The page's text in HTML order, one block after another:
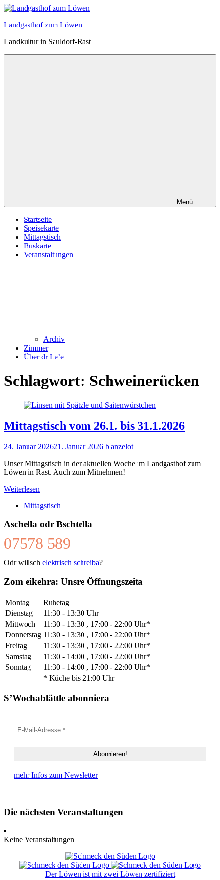
Zum
springen
Landgasthof zum Löwen
Landkultur in Sauldorf-Rast
Menü
Startseite
Speisekarte
Mittagstisch
Buskarte
Veranstaltungen
Archiv
Zimmer
Über dr Le’e
Schlagwort: Schweinerücken
Mittagstisch vom 26.1. bis 31.1.2026
24. Januar 202621. Januar 2026 blanzelot
Unser Mittagstisch in der aktuellen Woche im Landgasthof zum
Löwen in Rast. Auch zum Mitnehmen!
Weiterlesen
Mittagstisch
Aschella odr Bschtella
07578 589
Odr willsch elektrisch schreiba?
Zom eikehra: Unsre Öffnungszeita
Montag
Ruhetag
Dienstag
11:30 - 13:30 Uhr
Mittwoch
11:30 - 13:30 , 17:00 - 22:00 Uhr*
Donnerstag 11:30 - 13:30 , 17:00 - 22:00 Uhr*
Freitag
11:30 - 13:30 , 17:00 - 22:00 Uhr*
Samstag
11:30 - 14:00 , 17:00 - 22:00 Uhr*
Sonntag
11:30 - 14:00 , 17:00 - 22:00 Uhr*
* Küche bis 21:00 Uhr
S’Wochablättle abonniera
mehr Infos zum Newsletter
Die nächsten Veranstaltungen
Keine Veranstaltungen
Der Löwen ist mit zwei Löwen zertifiziert